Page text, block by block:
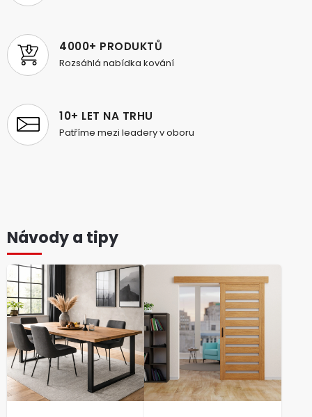
4000+ PRODUKTŮ
Rozsáhlá nabídka kování
10+ LET NA TRHU
Patříme mezi leadery v oboru
Návody a tipy